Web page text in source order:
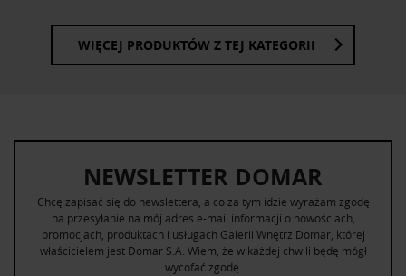
WIĘCEJ PRODUKTÓW Z TEJ KATEGORII
NEWSLETTER DOMAR
Chcę zapisać się do newslettera, a co za tym idzie wyrażam zgodę
na przesyłanie na mój adres e-mail informacji o nowościach,
promocjach, produktach i usługach Galerii Wnętrz Domar, której
właścicielem jest Domar S.A. Wiem, że w każdej chwili będę mógł
wycofać zgodę.